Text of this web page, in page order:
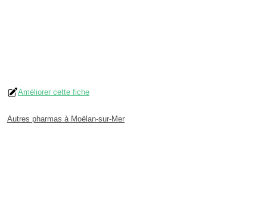
Améliorer cette fiche
Autres pharmas à Moëlan-sur-Mer